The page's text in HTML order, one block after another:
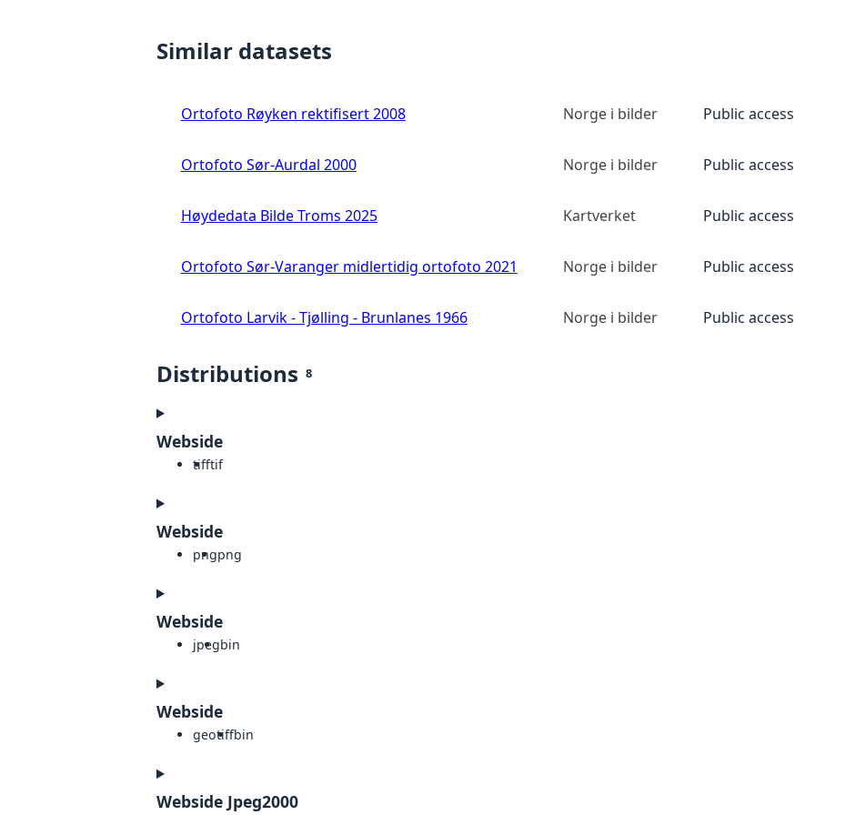
Similar datasets
Ortofoto Røyken rektifisert 2008 Norge i bilder Public access
Ortofoto Sør-Aurdal 2000 Norge i bilder Public access
Høydedata Bilde Troms 2025 Kartverket Public access
Ortofoto Sør-Varanger midlertidig ortofoto 2021 Norge i bilder Public access
Ortofoto Larvik - Tjølling - Brunlanes 1966 Norge i bilder Public access
Distributions 8
Webside
tifftif
Webside
pngpng
Webside
jpegbin
Webside
geotiffbin
Webside Jpeg2000